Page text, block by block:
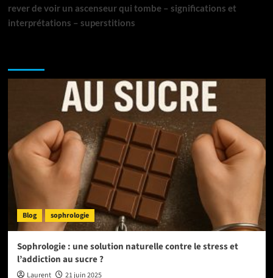
rever de voir un ascenseur qui tombe – significations et
interprétations – superstitions
Blog sophrologie
Sophrologie : une solution naturelle contre le stress et
l’addiction au sucre ?
Laurent 21 juin 2025